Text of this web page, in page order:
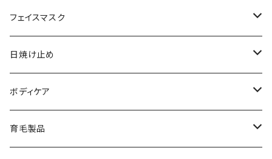
メイク落とし
化粧水
美容液
乳液
ローション
日焼け止め
フェイスマスク
フェイスマスク
サンソリット
日焼け止め
サンソリット
アクセーヌ
ボディケア
キュアデイズ
育毛製品